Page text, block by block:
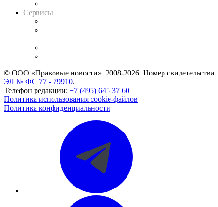
Сервисы
© ООО «Правовые новости». 2008-2026. Номер свидетельства
ЭЛ № ФС 77 - 79910.
Телефон редакции: +7 (495) 645 37 60
Политика использования cookie-файлов
Политика конфиденциальности